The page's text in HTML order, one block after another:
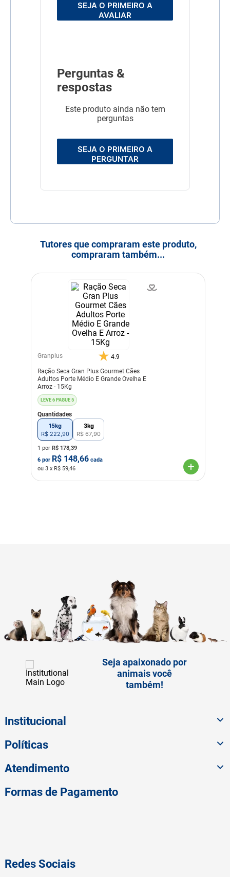
SEJA O PRIMEIRO A
AVALIAR
Perguntas &
respostas
Este produto ainda não tem
perguntas
SEJA O PRIMEIRO A
PERGUNTAR
Tutores que compraram este produto,
compraram também...
Granplus 4.9
Ração Seca Gran Plus Gourmet Cães
Adultos Porte Médio E Grande Ovelha E
Arroz - 15Kg
LEVE 6 PAGUE 5
Quantidades
15kg
R$ 222,90
3kg
R$ 67,90
1 por R$ 178,39
6 por R$ 148,66 cada
ou 3 x R$ 59,46
Seja apaixonado por
animais você
também!
Institucional
Políticas
Atendimento
Redes Sociais
Formas de Pagamento